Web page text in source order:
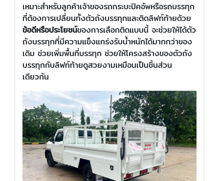
เหมาะสำหรับลูกค้าเจ้าของรถกระบะปิคอัพหรือรถบรรทุก
ที่ต้องการเปลี่ยนทั้งตัวถังบรรทุกและติดลิฟท์ท้ายด้วย
ข้อดีหรือประโยชน์ของการเลือกติดแบบนี้ จะช่วยให้ได้ตัว
ถังบรรทุกที่มีความแข็งแกร่งรับน้ำหนักได้มากกว่าของ
เดิม ช่วยเพิ่มพื้นที่บรรทุก ช่วยให้โครงสร้างของตัวถัง
บรรทุกกับลิฟท์ท้ายดูสวยงามเหมือนเป็นชิ้นส่วน
เดียวกัน